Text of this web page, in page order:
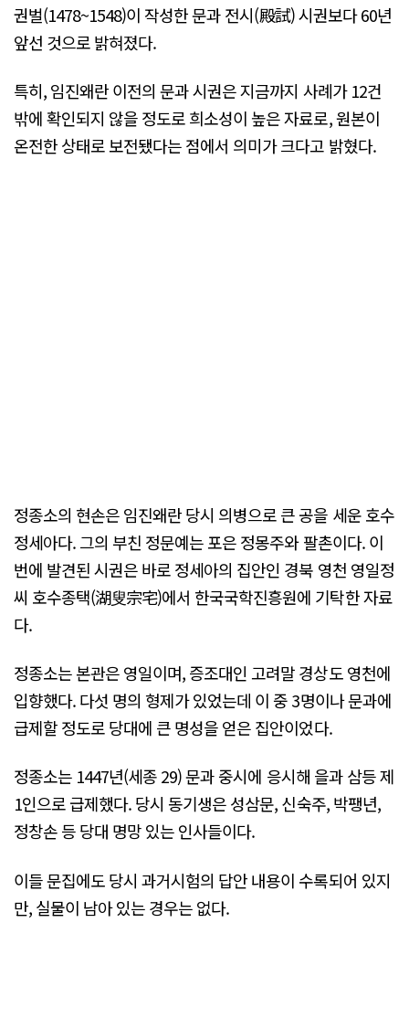
권벌(1478~1548)이 작성한 문과 전시(殿試) 시권보다 60년
앞선 것으로 밝혀졌다.
특히, 임진왜란 이전의 문과 시권은 지금까지 사례가 12건
밖에 확인되지 않을 정도로 희소성이 높은 자료로, 원본이
온전한 상태로 보전됐다는 점에서 의미가 크다고 밝혔다.
정종소의 현손은 임진왜란 당시 의병으로 큰 공을 세운 호수
정세아다. 그의 부친 정문예는 포은 정몽주와 팔촌이다. 이
번에 발견된 시권은 바로 정세아의 집안인 경북 영천 영일정
씨 호수종택(湖叟宗宅)에서 한국국학진흥원에 기탁한 자료
다.
정종소는 본관은 영일이며, 증조대인 고려말 경상도 영천에
입향했다. 다섯 명의 형제가 있었는데 이 중 3명이나 문과에
급제할 정도로 당대에 큰 명성을 얻은 집안이었다.
정종소는 1447년(세종 29) 문과 중시에 응시해 을과 삼등 제
1인으로 급제했다. 당시 동기생은 성삼문, 신숙주, 박팽년,
정창손 등 당대 명망 있는 인사들이다.
이들 문집에도 당시 과거시험의 답안 내용이 수록되어 있지
만, 실물이 남아 있는 경우는 없다.